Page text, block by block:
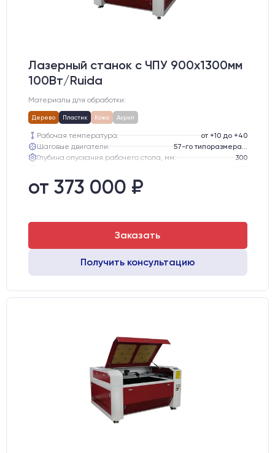
Лазерный станок c ЧПУ 900х1300мм
100Вт/Ruida
Материалы для обработки:
Дерево Пластик Кожа Акрил
Рабочая температура:
от +10 до +40
Шаговые двигатели:
Глубина опускания рабочего стола, мм:
300
Направляющие оси Х:
Точность позиционирования, мм:
от 373 000 ₽
Заказать
Получить консультацию